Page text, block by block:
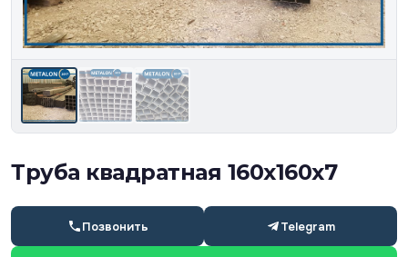
Труба квадратная 160х160х7
Позвонить Telegram